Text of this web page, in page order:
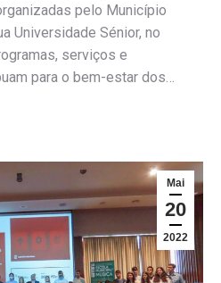
pelo Município
Universidade Sénior, no
serviços e
para o bem-estar dos…
Mai
20
2022